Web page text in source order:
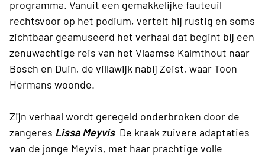
programma. Vanuit een gemakkelijke fauteuil
rechtsvoor op het podium, vertelt hij rustig en soms
zichtbaar geamuseerd het verhaal dat begint bij een
zenuwachtige reis van het Vlaamse Kalmthout naar
Bosch en Duin, de villawijk nabij Zeist, waar Toon
Hermans woonde.
Zijn verhaal wordt geregeld onderbroken door de
zangeres Lissa Meyvis De kraak zuivere adaptaties
van de jonge Meyvis, met haar prachtige volle